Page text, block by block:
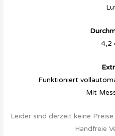
4,2
Funktioniert
Mit
Leider sind derzeit keine
Handfreie